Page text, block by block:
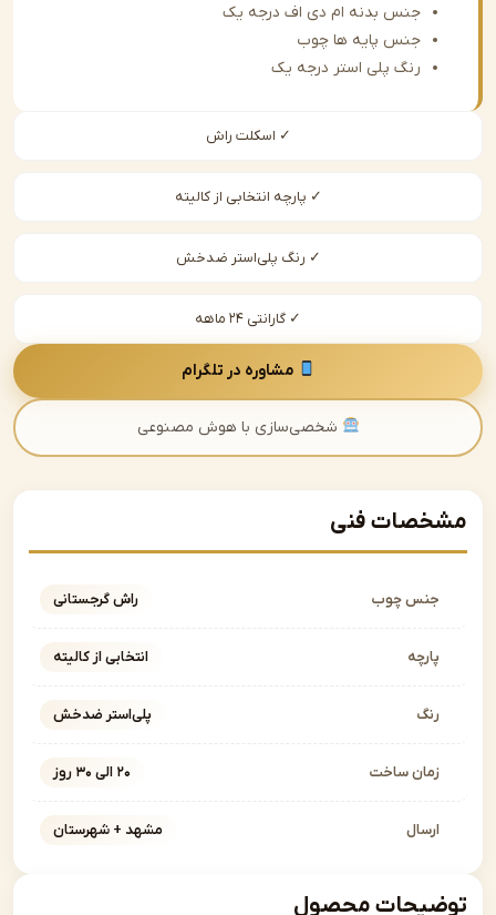
جنس بدنه ام دی اف درجه یک
جنس پایه ها چوب
رنگ پلی استر درجه یک
✓ اسکلت راش
✓ پارچه انتخابی از کالیته
✓ رنگ پلی‌استر ضدخش
مشاوره در تلگرام
شخصی‌سازی با هوش مصنوعی
محصول
فنی
جنس چوب راش گرجستانی
انتخابی از کالیته
پلی‌استر ضدخش
زمان ساخت
مشهد + شهرستان